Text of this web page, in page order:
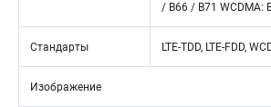
/ B66 / B71 WCDMA:
Стандарты LTE-TDD, LTE-FDD,
Изображение